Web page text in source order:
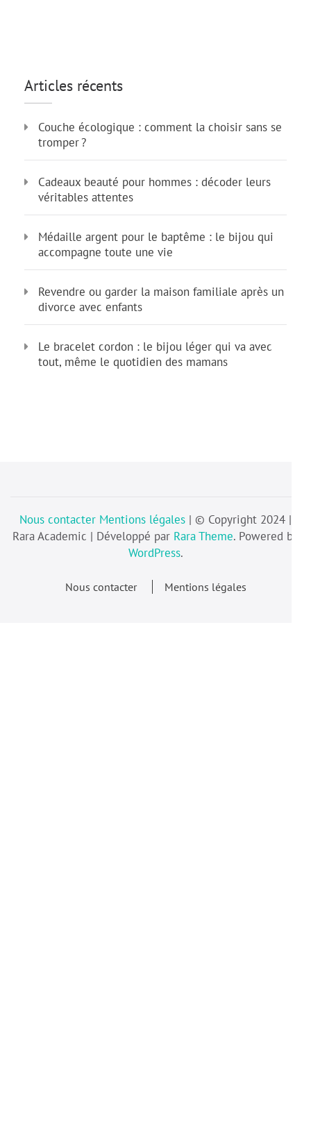
Articles récents
Couche écologique : comment la choisir sans se
tromper ?
Cadeaux beauté pour hommes : décoder leurs
véritables attentes
Médaille argent pour le baptême : le bijou qui
accompagne toute une vie
Revendre ou garder la maison familiale après un
divorce avec enfants
Le bracelet cordon : le bijou léger qui va avec
tout, même le quotidien des mamans
Nous contacter Mentions légales | © Copyright 2024 |
Rara Academic | Développé par Rara Theme. Powered by
WordPress.
Nous contacter Mentions légales